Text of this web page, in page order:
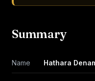
Summary
Name Hathara